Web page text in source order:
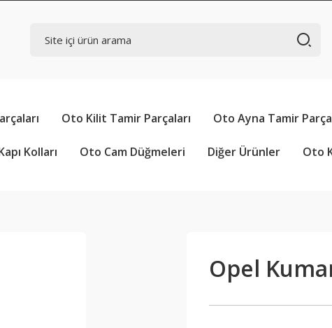
Oto Kilit Tamir Parçaları Oto Ayna Tamir
Kolları Oto Cam Düğmeleri Diğer Ürünler Oto
Opel